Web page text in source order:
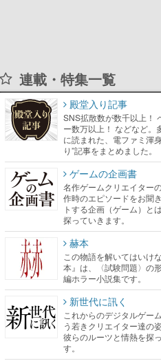
連載・特集一覧
殿堂入り記事
SNS拡散数が数千以上！
ー数万以上！ などなど。
に読まれた、電ファミ渾
り”記事をまとめました。
ゲームの企画書
名作ゲームクリエイター
作時のエピソードをお聞
トする企画（ゲーム）と
探っていきます。
赫本
この物語を解いてはいけ
本』は、〈試験問題〉の
編ホラー小説集です。
新世代に訊く
これからのデジタルゲー
う若きクリエイター達の姿
彼らのルーツと情熱を探
す。